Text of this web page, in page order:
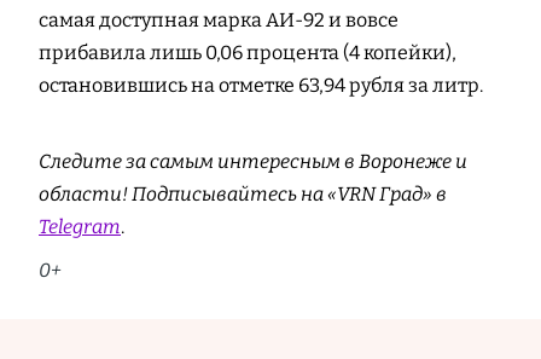
самая доступная марка АИ-92 и вовсе
прибавила лишь 0,06 процента (4 копейки),
остановившись на отметке 63,94 рубля за литр.
Следите за самым интересным в Воронеже и
области! Подписывайтесь на «VRN Град» в
Telegram.
0+